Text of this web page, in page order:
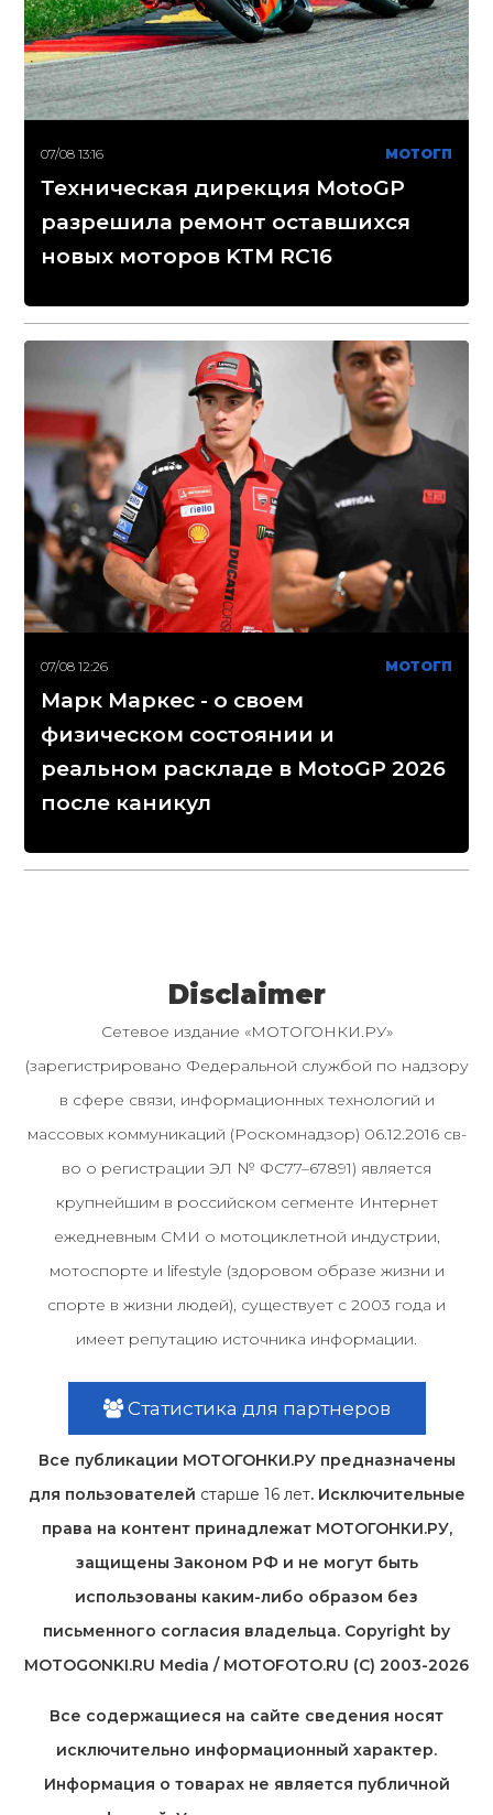
07/08 13:16 МОТОГП
Техническая дирекция MotoGP
разрешила ремонт оставшихся
новых моторов KTM RC16
07/08 12:26 МОТОГП
Марк Маркес - о своем
физическом состоянии и
реальном раскладе в MotoGP 2026
после каникул
Disclaimer
Сетевое издание «МОТОГОНКИ.РУ»
(зарегистрировано Федеральной службой по надзору
в сфере связи, информационных технологий и
массовых коммуникаций (Роскомнадзор) 06.12.2016 св-
во о регистрации ЭЛ № ФС77–67891) является
крупнейшим в российском сегменте Интернет
ежедневным СМИ о мотоциклетной индустрии,
мотоспорте и lifestyle (здоровом образе жизни и
спорте в жизни людей), существует с 2003 года и
имеет репутацию источника информации.
Статистика для партнеров
Все публикации МОТОГОНКИ.РУ предназначены
для пользователей старше 16 лет. Исключительные
права на контент принадлежат МОТОГОНКИ.РУ,
защищены Законом РФ и не могут быть
использованы каким-либо образом без
письменного согласия владельца. Copyright by
MOTOGONKI.RU Media / MOTOFOTO.RU (C) 2003-2026
Все содержащиеся на cайте сведения носят
исключительно информационный характер.
Информация о товарах не является публичной